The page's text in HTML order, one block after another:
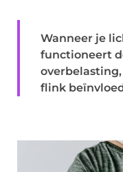
Wanneer je
functioneert
flink